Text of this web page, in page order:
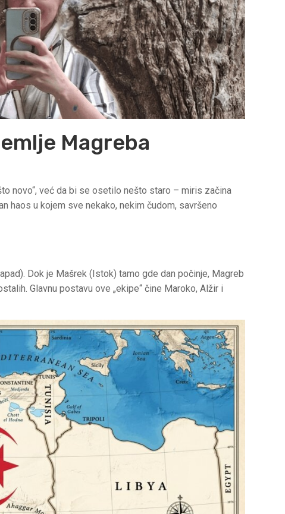
Magreba
novo“, već da bi se osetilo nešto staro – miris začina
haos u kojem sve nekako, nekim čudom, savršeno
Dok je Mašrek (Istok) tamo gde dan počinje, Magreb
Glavnu postavu ove „ekipe“ čine Maroko, Alžir i